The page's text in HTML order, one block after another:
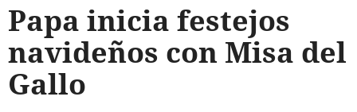
Papa inicia festejos
navideños con Misa del
Gallo